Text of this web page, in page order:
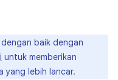
baik dengan
untuk memberikan
yang lebih lancar.